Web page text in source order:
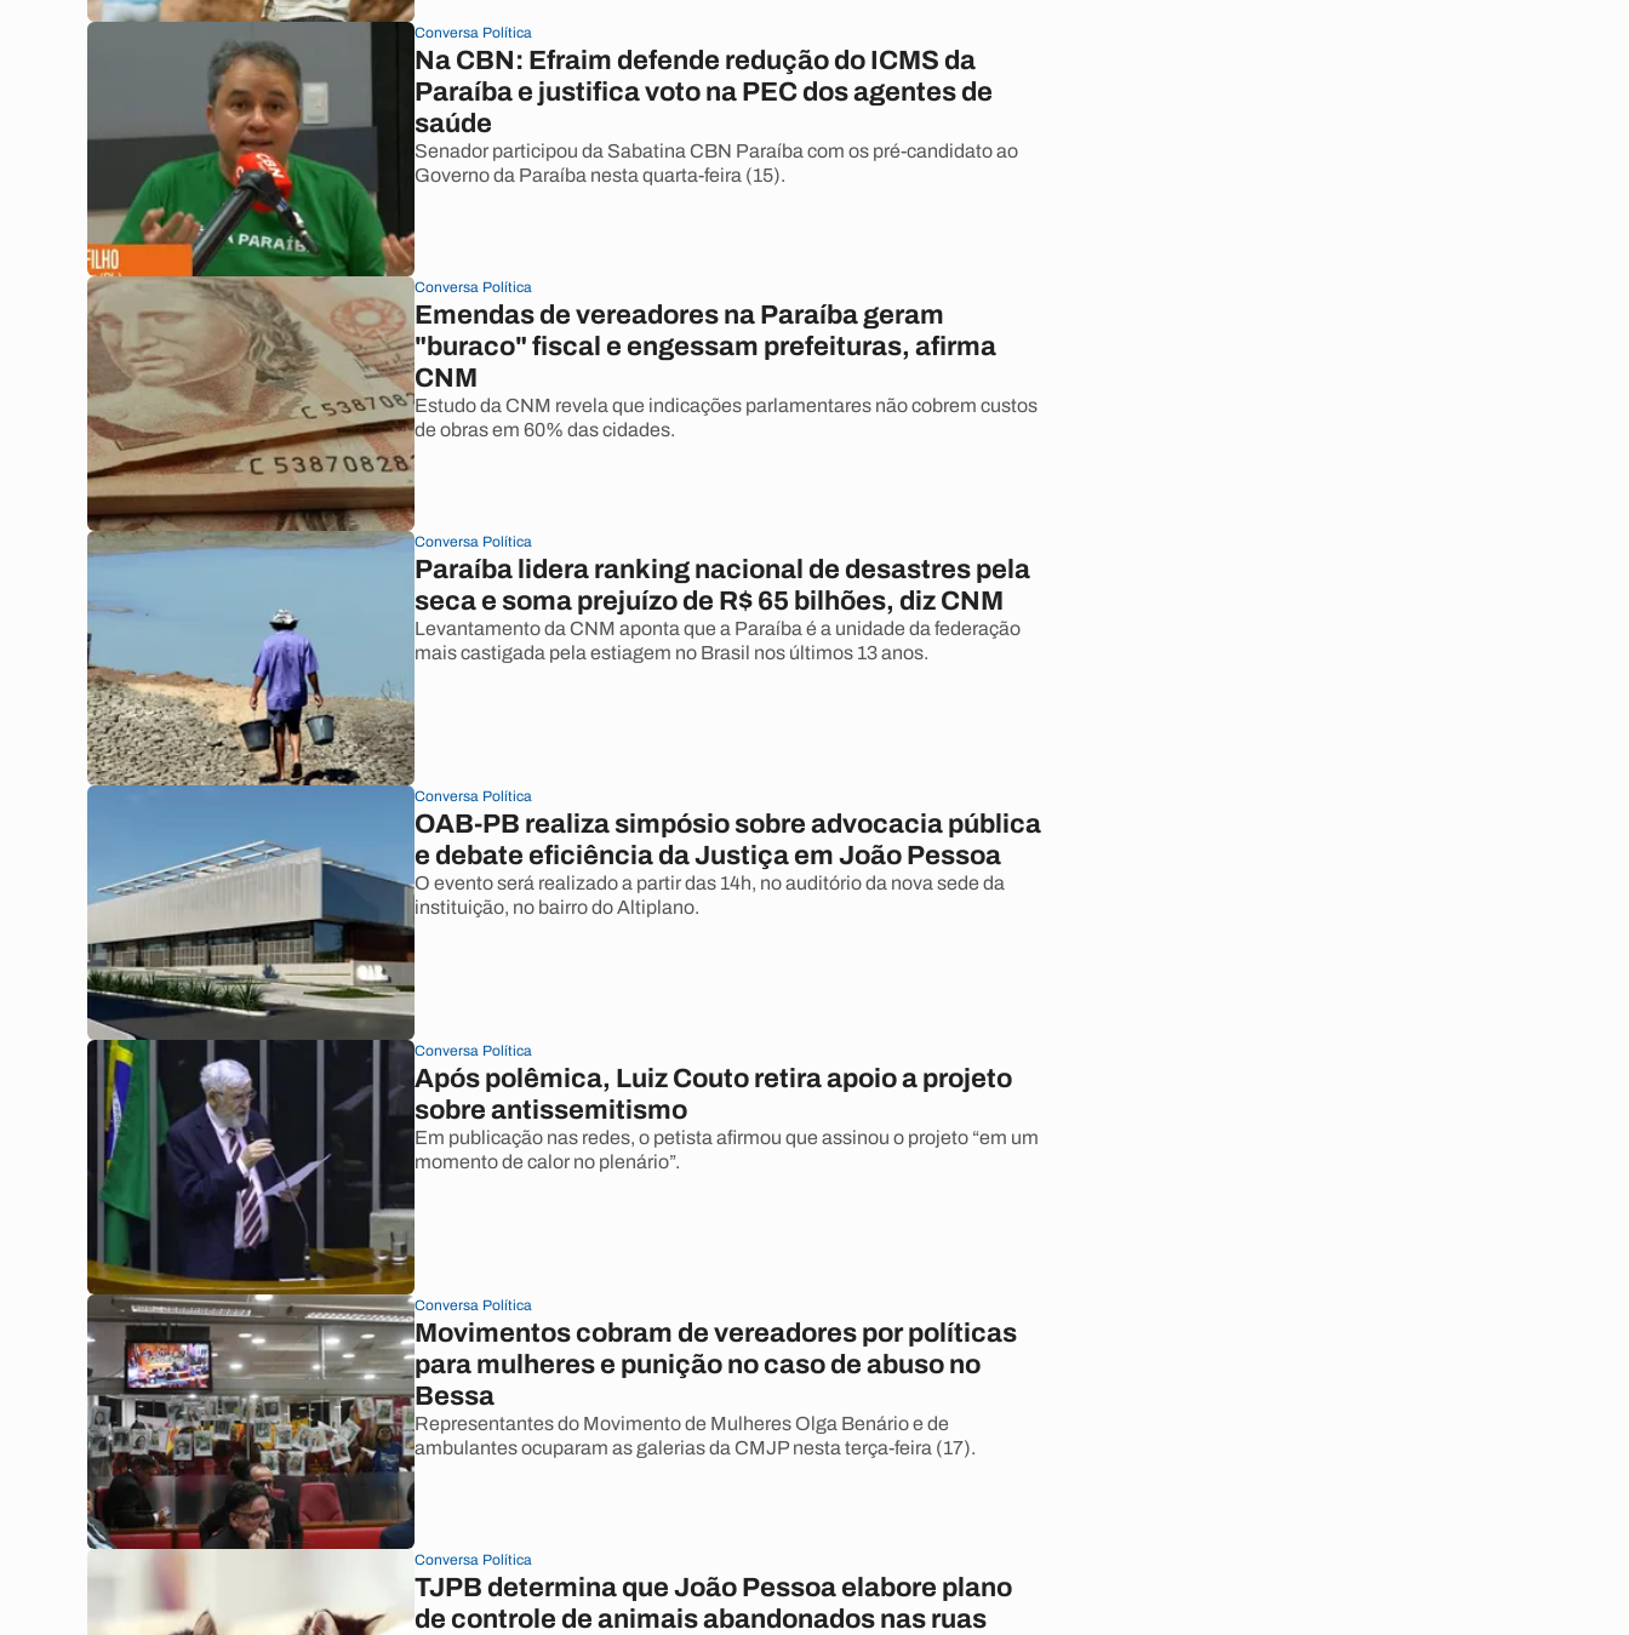
Conversa Política
Na CBN: Efraim defende redução do ICMS da
Paraíba e justifica voto na PEC dos agentes de
saúde
Senador participou da Sabatina CBN Paraíba com os pré-candidato ao
Governo da Paraíba nesta quarta-feira (15).
Conversa Política
Emendas de vereadores na Paraíba geram
"buraco" fiscal e engessam prefeituras, afirma
CNM
Estudo da CNM revela que indicações parlamentares não cobrem custos
de obras em 60% das cidades.
Conversa Política
Paraíba lidera ranking nacional de desastres pela
seca e soma prejuízo de R$ 65 bilhões, diz CNM
Levantamento da CNM aponta que a Paraíba é a unidade da federação
mais castigada pela estiagem no Brasil nos últimos 13 anos.
Conversa Política
OAB-PB realiza simpósio sobre advocacia pública
e debate eficiência da Justiça em João Pessoa
O evento será realizado a partir das 14h, no auditório da nova sede da
instituição, no bairro do Altiplano.
Conversa Política
Após polêmica, Luiz Couto retira apoio a projeto
sobre antissemitismo
Em publicação nas redes, o petista afirmou que assinou o projeto “em um
momento de calor no plenário”.
Conversa Política
Movimentos cobram de vereadores por políticas
para mulheres e punição no caso de abuso no
Bessa
Representantes do Movimento de Mulheres Olga Benário e de
ambulantes ocuparam as galerias da CMJP nesta terça-feira (17).
Conversa Política
TJPB determina que João Pessoa elabore plano
de controle de animais abandonados nas ruas